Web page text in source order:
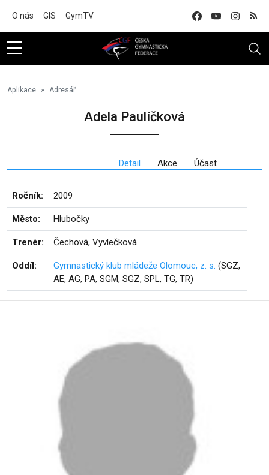
O nás GIS GymTV
Aplikace Adresář
Adela Paulíčková
Detail Akce Účast
Ročník: 2009
Město: Hlubočky
Trenér: Čechová, Vyvlečková
Oddíl: Gymnastický klub mládeže Olomouc, z. s. (SGZ,
AE, AG, PA, SGM, SGZ, SPL, TG, TR)